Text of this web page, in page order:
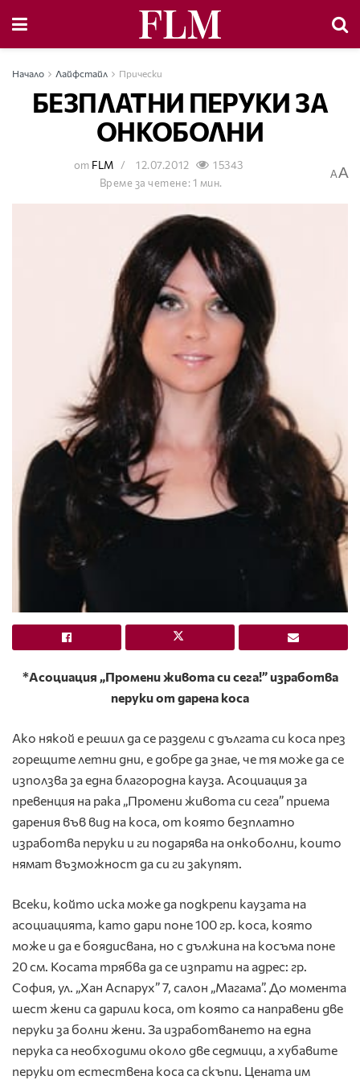
Начало Лайфстайл Прически
БЕЗПЛАТНИ ПЕРУКИ ЗА
ОНКОБОЛНИ
от FLM 12.07.2012
15343
Време за четене: 1 мин.
AA
*Асоциация „Промени живота си сега!” изработва
перуки от дарена коса
Ако някой е решил да се раздели с дългата си коса през
горещите летни дни, е добре да знае, че тя може да се
използва за една благородна кауза. Асоциация за
превенция на рака „Промени живота си сега” приема
дарения във вид на коса, от която безплатно
изработва перуки и ги подарява на онкоболни, които
нямат възможност да си ги закупят.
Всеки, който иска може да подкрепи каузата на
асоциацията, като дари поне 100 гр. коса, която
може и да е боядисвана, но с дължина на косъма поне
20 см. Косата трябва да се изпрати на адрес: гр.
София, ул. „Хан Аспарух” 7, салон „Магама”. До момента
шест жени са дарили коса, от която са направени две
перуки за болни жени. За изработването на една
перука са необходими около две седмици, а хубавите
перуки от естествена коса са скъпи. Цената им